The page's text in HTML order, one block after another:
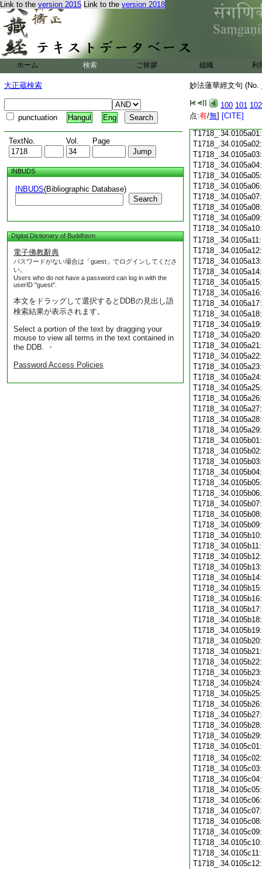
Link to the version 2015 Link to the version 2018
ホーム 検索 ご挨拶 組織 利
大正蔵検索
punctuation Hangul Eng
TextNo. Vol. Page
INBUDS
INBUDS(Bibliographic Database)
Search
Digital Dictionary of Buddhism
電子佛教辭典
パスワードがない場合は「guest」でログインしてくださ
い。
Users who do not have a password can log in with the
userID "guest".
本文をドラッグして選択するとDDBの見出し語
検索結果が表示されます。
Select a portion of the text by dragging your
mouse to view all terms in the text contained in
the DDB. ・
Password Access Policies
妙法蓮華經文句 (No.
100 101 102
点:有/無] [CITE]